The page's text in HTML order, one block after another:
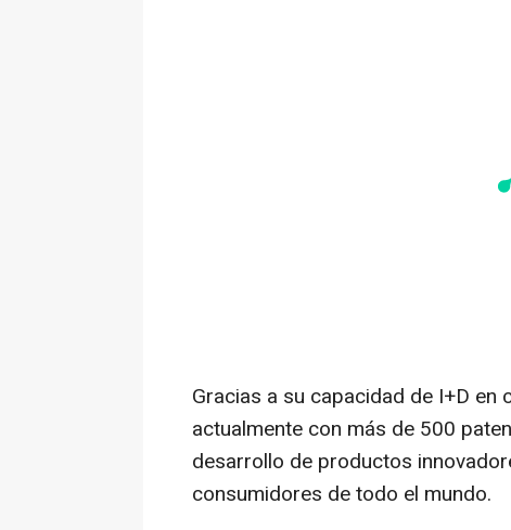
Gracias a su capacidad de I+D en
actualmente con más de 500
desarrollo de productos
consumidores de todo el mundo.